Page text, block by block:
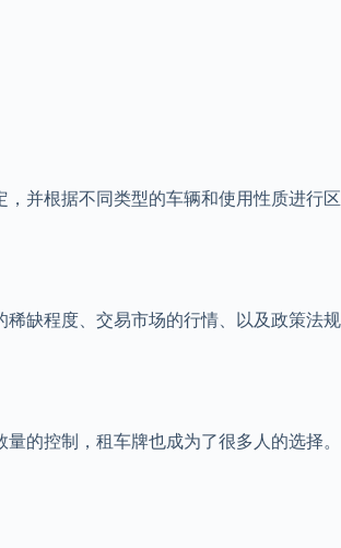
并根据不同类型的车辆和使用性质进行区
缺程度、交易市场的行情、以及政策法规
的控制，租车牌也成为了很多人的选择。